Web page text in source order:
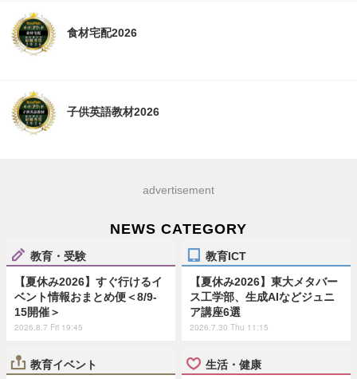
食材宅配2026
子供英語教材2026
advertisement
NEWS CATEGORY
教育・受験
【夏休み2026】すぐ行けるイ
ベント情報おまとめ便＜8/9-
15開催＞
2026.8.7 Fri 19:45
教育ICT
【夏休み2026】東大メタバー
ス工学部、生成AIなどジュニ
ア講座6選
2026.7.30 Thu 11:15
教育イベント 生活・健康